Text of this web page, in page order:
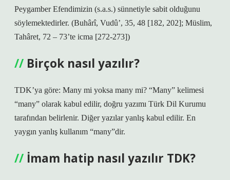
Peygamber Efendimizin (s.a.s.) sünnetiyle sabit olduğunu
söylemektedirler. (Buhârî, Vudû’, 35, 48 [182, 202]; Müslim,
Tahâret, 72 – 73’te icma [272-273])
Birçok nasıl yazılır?
TDK’ya göre: Many mi yoksa many mi? “Many” kelimesi
“many” olarak kabul edilir, doğru yazımı Türk Dil Kurumu
tarafından belirlenir. Diğer yazılar yanlış kabul edilir. En
yaygın yanlış kullanım “many”dir.
İmam hatip nasıl yazılır TDK?